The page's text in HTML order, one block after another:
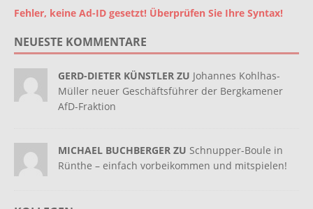
Fehler, keine Ad-ID gesetzt! Überprüfen Sie Ihre Syntax!
NEUESTE KOMMENTARE
GERD-DIETER KÜNSTLER ZU Johannes Kohlhas-
Müller neuer Geschäftsführer der Bergkamener
AfD-Fraktion
MICHAEL BUCHBERGER ZU Schnupper-Boule in
Rünthe – einfach vorbeikommen und mitspielen!